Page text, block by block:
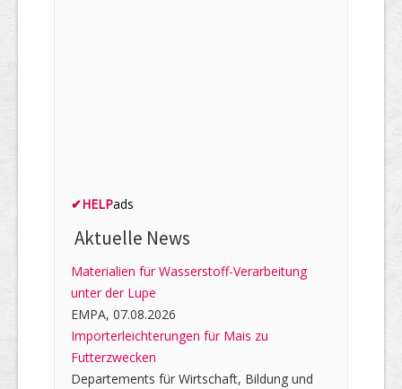
✔HELPads
Aktuelle News
Materialien für Wasserstoff-Verarbeitung
unter der Lupe
EMPA, 07.08.2026
Importerleichterungen für Mais zu
Futterzwecken
Departements für Wirtschaft, Bildung und